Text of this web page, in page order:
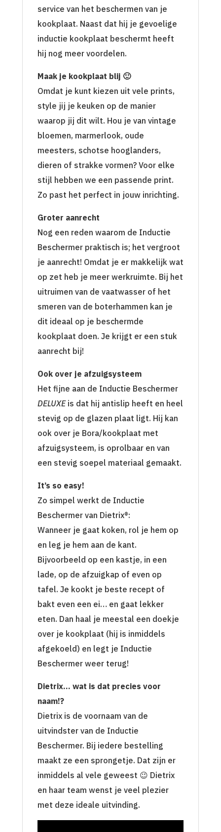
service van het beschermen van je
kookplaat. Naast dat hij je gevoelige
inductie kookplaat beschermt heeft
hij nog meer voordelen.
Maak je kookplaat blij 🙂
Omdat je kunt kiezen uit vele prints,
style jij je keuken op de manier
waarop jij dit wilt. Hou je van vintage
bloemen, marmerlook, oude
meesters, schotse hooglanders,
dieren of strakke vormen? Voor elke
stijl hebben we een passende print.
Zo past het perfect in jouw inrichting.
Groter aanrecht
Nog een reden waarom de Inductie
Beschermer praktisch is; het vergroot
je aanrecht! Omdat je er makkelijk wat
op zet heb je meer werkruimte. Bij het
uitruimen van de vaatwasser of het
smeren van de boterhammen kan je
dit ideaal op je beschermde
kookplaat doen. Je krijgt er een stuk
aanrecht bij!
Ook over je afzuigsysteem
Het fijne aan de Inductie Beschermer
DELUXEis dat hij antislip heeft en heel
stevig op de glazen plaat ligt. Hij kan
ook over je Bora/kookplaat met
afzuigsysteem, is oprolbaar en van
een stevig soepel materiaal gemaakt.
It’s so easy!
Zo simpel werkt de Inductie
Beschermer van Dietrix®:
Wanneer je gaat koken, rol je hem op
en leg je hem aan de kant.
Bijvoorbeeld op een kastje, in een
lade, op de afzuigkap of even op
tafel. Je kookt je beste recept of
bakt even een ei… en gaat lekker
eten. Dan haal je meestal een doekje
over je kookplaat (hij is inmiddels
afgekoeld) en legt je Inductie
Beschermer weer terug!
Dietrix… wat is dat precies voor
naam!?
Dietrix is de voornaam van de
uitvindster van de Inductie
Beschermer. Bij iedere bestelling
maakt ze een sprongetje. Dat zijn er
inmiddels al vele geweest 😉 Dietrix
en haar team wenst je veel plezier
met deze ideale uitvinding.